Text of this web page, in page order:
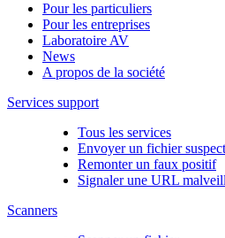
Pour les particuliers
Pour les entreprises
Laboratoire AV
News
A propos de la société
Services support
Tous les services
Envoyer un fichier suspect
Remonter un faux positif
Signaler une URL
Scanners